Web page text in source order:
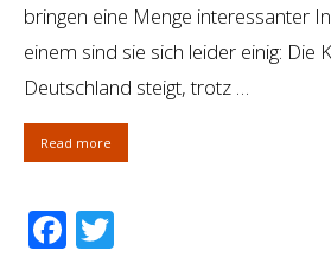
LINKS
bringen eine Menge interessanter
einem sind sie sich leider einig: Die
Deutschland steigt, trotz …
Read more
Facebook